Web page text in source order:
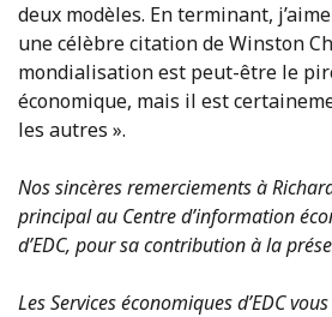
deux modèles. En terminant,
une célèbre citation de Winston
mondialisation est peut-être le
économique, mais il est
les autres ».
Nos sincères remerciements à
principal au Centre d’information
d’EDC, pour sa contribution à la
Les Services économiques d’EDC